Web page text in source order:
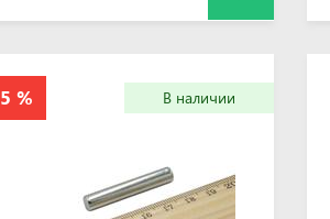
В наличии